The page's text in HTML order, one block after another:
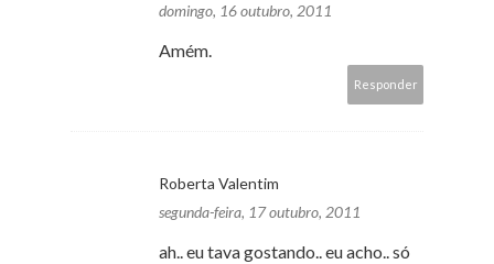
domingo, 16 outubro, 2011
Amém.
Responder
Roberta Valentim
segunda-feira, 17 outubro, 2011
ah.. eu tava gostando.. eu acho.. só